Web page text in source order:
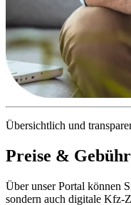
Übersichtlich und
Preise &
Über unser Portal können
sondern auch digitale Kfz-